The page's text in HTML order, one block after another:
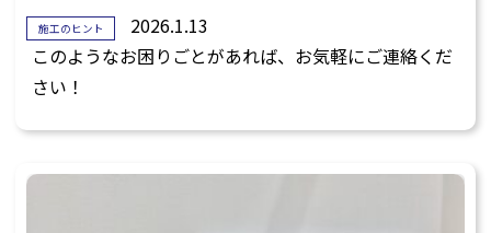
施工のヒント
2026.1.13
このようなお困りごとがあれば、お気軽にご連絡くだ
さい！